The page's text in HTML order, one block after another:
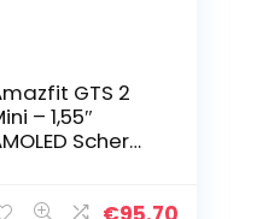
GTS 2
– 1,55″
Scherm
Sport